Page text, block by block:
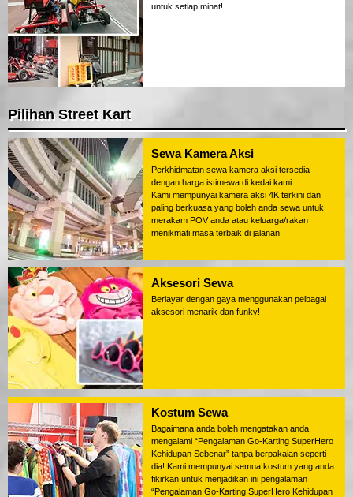
untuk setiap minat!
Pilihan Street Kart
Sewa Kamera Aksi
Perkhidmatan sewa kamera aksi tersedia
dengan harga istimewa di kedai kami.
Kami mempunyai kamera aksi 4K terkini dan
paling berkuasa yang boleh anda sewa untuk
merakam POV anda atau keluarga/rakan
menikmati masa terbaik di jalanan.
Aksesori Sewa
Berlayar dengan gaya menggunakan pelbagai
aksesori menarik dan funky!
Kostum Sewa
Bagaimana anda boleh mengatakan anda
mengalami “Pengalaman Go-Karting SuperHero
Kehidupan Sebenar” tanpa berpakaian seperti
dia! Kami mempunyai semua kostum yang anda
fikirkan untuk menjadikan ini pengalaman
“Pengalaman Go-Karting SuperHero Kehidupan